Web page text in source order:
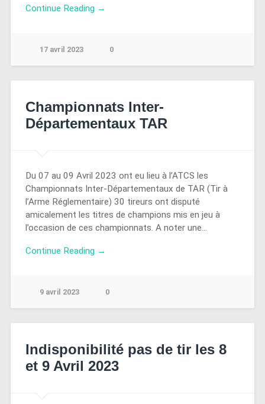
Continue Reading →
17 avril 2023 0
Championnats Inter-
Départementaux TAR
Du 07 au 09 Avril 2023 ont eu lieu à l’ATCS les
Championnats Inter-Départementaux de TAR (Tir à
l’Arme Réglementaire) 30 tireurs ont disputé
amicalement les titres de champions mis en jeu à
l’occasion de ces championnats. A noter une…
Continue Reading →
9 avril 2023 0
Indisponibilité pas de tir les 8
et 9 Avril 2023